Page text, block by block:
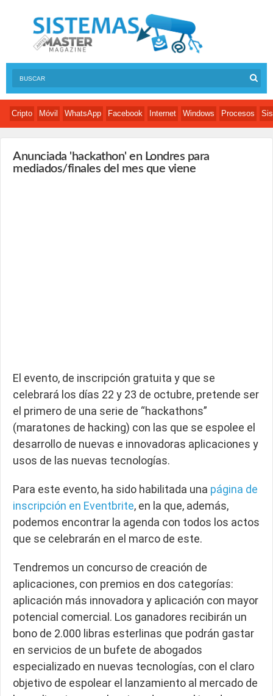
Cripto Móvil WhatsApp Facebook Internet Windows Procesos
Anunciada 'hackathon' en Londres para
mediados/finales del mes que viene
El evento, de inscripción gratuita y que se
celebrará los días 22 y 23 de octubre, pretende ser
el primero de una serie de “hackathons”
(maratones de hacking) con las que se espolee el
desarrollo de nuevas e innovadoras aplicaciones y
usos de las nuevas tecnologías.
Para este evento, ha sido habilitada una página de
inscripción en Eventbrite, en la que, además,
podemos encontrar la agenda con todos los actos
que se celebrarán en el marco de este.
Tendremos un concurso de creación de
aplicaciones, con premios en dos categorías:
aplicación más innovadora y aplicación con mayor
potencial comercial. Los ganadores recibirán un
bono de 2.000 libras esterlinas que podrán gastar
en servicios de un bufete de abogados
especializado en nuevas tecnologías, con el claro
objetivo de espolear el lanzamiento al mercado de